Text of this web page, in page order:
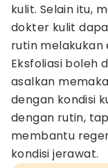
kulit. Selain itu,
dokter kulit
rutin melakukan
Eksfoliasi boleh
asalkan
dengan kondisi
dengan rutin,
membantu
kondisi jerawat.